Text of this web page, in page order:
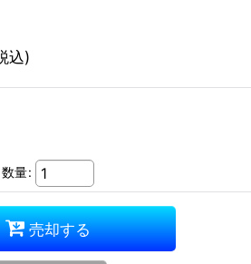
込)
数量:
売却する